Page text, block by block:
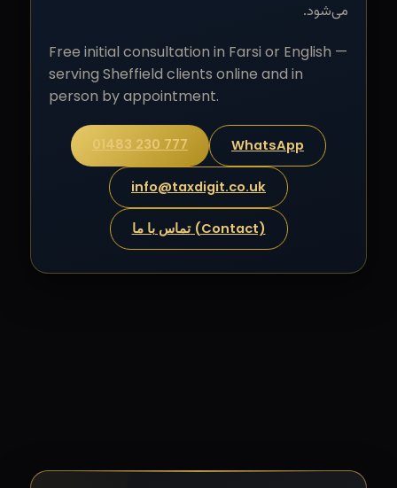
می‌شود.
Free initial consultation in Farsi or English —
serving Sheffield clients online and in
person by appointment.
01483 230 777 WhatsApp
info@taxdigit.co.uk
تماس با ما (Contact)